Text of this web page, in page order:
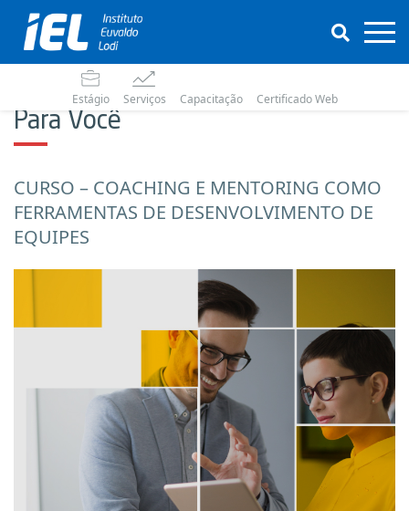
Estágio Serviços Capacitação Certificado Web
Para Você
CURSO – COACHING E MENTORING COMO
FERRAMENTAS DE DESENVOLVIMENTO DE
EQUIPES